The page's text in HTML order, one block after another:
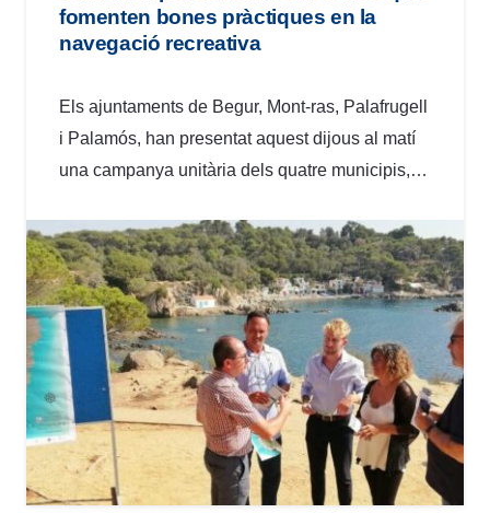
fomenten bones pràctiques en la
navegació recreativa
Els ajuntaments de Begur, Mont-ras, Palafrugell
i Palamós, han presentat aquest dijous al matí
una campanya unitària dels quatre municipis,…